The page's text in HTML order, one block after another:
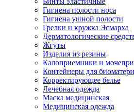
Гигиена полости носа
Гигиена ушной полости
Грелки и кружка Эсмарха
Дерматологические
Жгуты
Изделия из резины
Калоприемники и
Контейнеры для
Корректирующее белье
Лечебная одежда
Маска медицинская
Медицинская одежда